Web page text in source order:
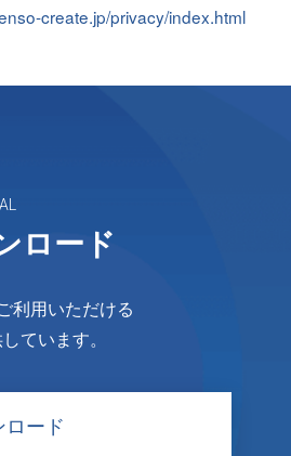
create.jp/privacy/index.html
ロード
利用いただける
ています。
ード